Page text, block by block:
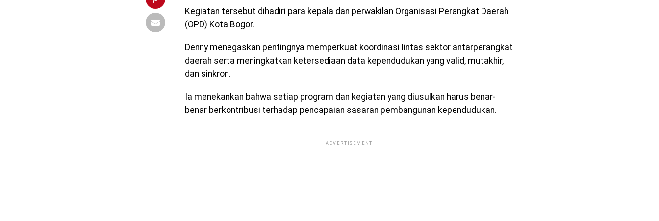
Kegiatan tersebut dihadiri para kepala dan perwakilan Organisasi Perangkat Daerah
(OPD) Kota Bogor.
Denny menegaskan pentingnya memperkuat koordinasi lintas sektor antarperangkat
daerah serta meningkatkan ketersediaan data kependudukan yang valid, mutakhir,
dan sinkron.
Ia menekankan bahwa setiap program dan kegiatan yang diusulkan harus benar-
benar berkontribusi terhadap pencapaian sasaran pembangunan kependudukan.
ADVERTISEMENT